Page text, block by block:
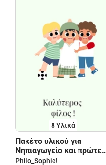
8 Υλικά
Πακέτο υλικού για
Νηπιαγωγείο και πρώτες
τάξεις Δημοτικού.
Philo_Sophie!